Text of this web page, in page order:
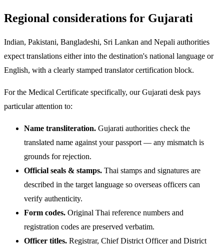
Regional considerations for Gujarati
Indian, Pakistani, Bangladeshi, Sri Lankan and Nepali authorities
expect translations either into the destination's national language or
English, with a clearly stamped translator certification block.
For the Medical Certificate specifically, our Gujarati desk pays
particular attention to:
Name transliteration. Gujarati authorities check the
translated name against your passport — any mismatch is
grounds for rejection.
Official seals & stamps. Thai stamps and signatures are
described in the target language so overseas officers can
verify authenticity.
Form codes. Original Thai reference numbers and
registration codes are preserved verbatim.
Officer titles. Registrar, Chief District Officer and District